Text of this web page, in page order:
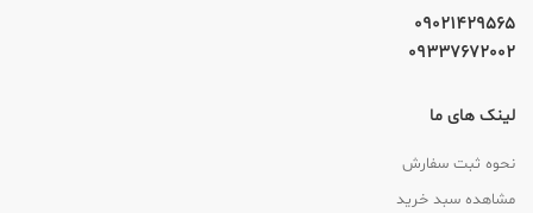
09021429565
09337672002
لینک های ما
نحوه ثبت سفارش
مشاهده سبد خرید